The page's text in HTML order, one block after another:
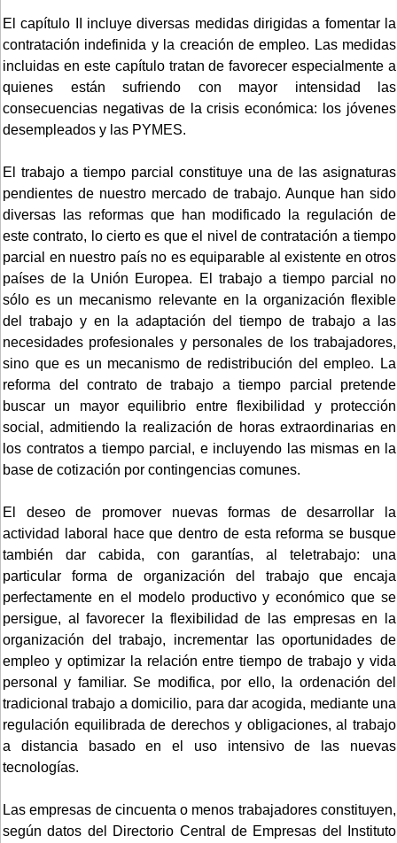
El capítulo II incluye diversas medidas dirigidas a fomentar la
contratación indefinida y la creación de empleo. Las medidas
incluidas en este capítulo tratan de favorecer especialmente a
quienes están sufriendo con mayor intensidad las
consecuencias negativas de la crisis económica: los jóvenes
desempleados y las PYMES.
El trabajo a tiempo parcial constituye una de las asignaturas
pendientes de nuestro mercado de trabajo. Aunque han sido
diversas las reformas que han modificado la regulación de
este contrato, lo cierto es que el nivel de contratación a tiempo
parcial en nuestro país no es equiparable al existente en otros
países de la Unión Europea. El trabajo a tiempo parcial no
sólo es un mecanismo relevante en la organización flexible
del trabajo y en la adaptación del tiempo de trabajo a las
necesidades profesionales y personales de los trabajadores,
sino que es un mecanismo de redistribución del empleo. La
reforma del contrato de trabajo a tiempo parcial pretende
buscar un mayor equilibrio entre flexibilidad y protección
social, admitiendo la realización de horas extraordinarias en
los contratos a tiempo parcial, e incluyendo las mismas en la
base de cotización por contingencias comunes.
El deseo de promover nuevas formas de desarrollar la
actividad laboral hace que dentro de esta reforma se busque
también dar cabida, con garantías, al teletrabajo: una
particular forma de organización del trabajo que encaja
perfectamente en el modelo productivo y económico que se
persigue, al favorecer la flexibilidad de las empresas en la
organización del trabajo, incrementar las oportunidades de
empleo y optimizar la relación entre tiempo de trabajo y vida
personal y familiar. Se modifica, por ello, la ordenación del
tradicional trabajo a domicilio, para dar acogida, mediante una
regulación equilibrada de derechos y obligaciones, al trabajo
a distancia basado en el uso intensivo de las nuevas
tecnologías.
Las empresas de cincuenta o menos trabajadores constituyen,
según datos del Directorio Central de Empresas del Instituto